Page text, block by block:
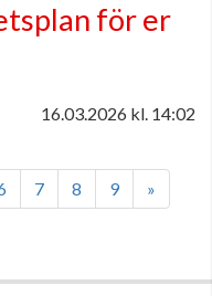
för er
16.03.2026 kl. 14:02
7 8 9 »